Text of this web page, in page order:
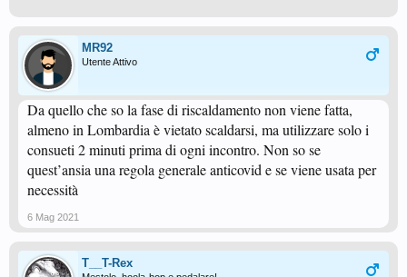
MR92
Utente Attivo
Da quello che so la fase di riscaldamento non viene fatta,
almeno in Lombardia è vietato scaldarsi, ma utilizzare solo i
consueti 2 minuti prima di ogni incontro. Non so se
quest’ansia una regola generale anticovid e se viene usata per
necessità
6 Mag 2021
T__T-Rex